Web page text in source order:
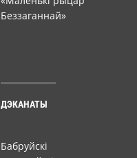
Беззаганнай»
ДЭКАНАТЫ
Бабруйскі